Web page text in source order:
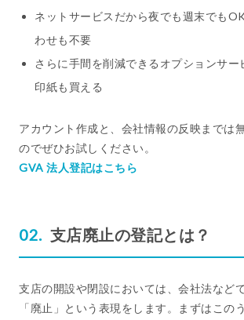
ネットサービスだから夜でも週末でも
わせも不要
さらに手間を削減できるオプションサー
印紙も買える
アカウント作成と、会社情報の反映までは
のでぜひお試しください。
GVA 法人登記はこちら
支店廃止の登記とは？
支店の開設や閉設においては、会社法など
「廃止」という表現をします。まずはこの